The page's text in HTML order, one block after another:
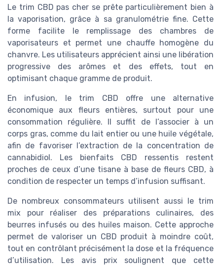
Le trim CBD pas cher se prête particulièrement bien à
la vaporisation, grâce à sa granulométrie fine. Cette
forme facilite le remplissage des chambres de
vaporisateurs et permet une chauffe homogène du
chanvre. Les utilisateurs apprécient ainsi une libération
progressive des arômes et des effets, tout en
optimisant chaque gramme de produit.
En infusion, le trim CBD offre une alternative
économique aux fleurs entières, surtout pour une
consommation régulière. Il suffit de l’associer à un
corps gras, comme du lait entier ou une huile végétale,
afin de favoriser l’extraction de la concentration de
cannabidiol. Les bienfaits CBD ressentis restent
proches de ceux d’une tisane à base de fleurs CBD, à
condition de respecter un temps d’infusion suffisant.
De nombreux consommateurs utilisent aussi le trim
mix pour réaliser des préparations culinaires, des
beurres infusés ou des huiles maison. Cette approche
permet de valoriser un CBD produit à moindre coût,
tout en contrôlant précisément la dose et la fréquence
d’utilisation. Les avis prix soulignent que cette